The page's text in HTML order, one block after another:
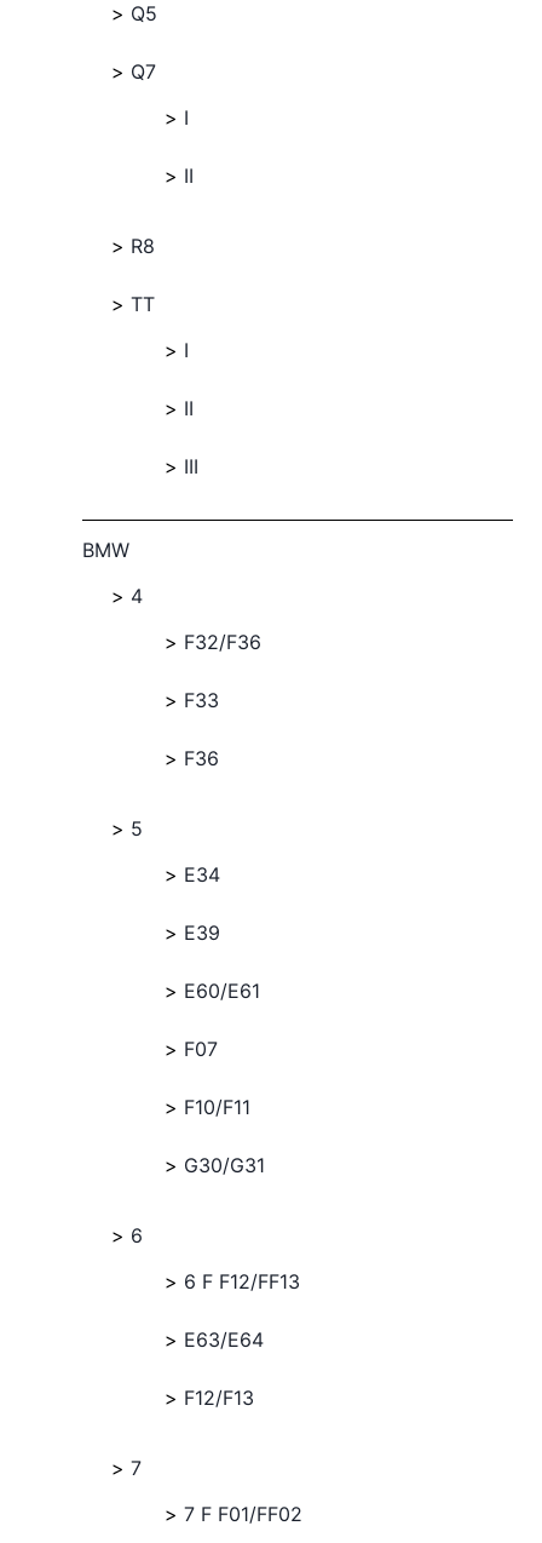
Q5
Q7
I
II
R8
TT
I
II
III
BMW
4
F32/F36
F33
F36
5
E34
E39
E60/E61
F07
F10/F11
G30/G31
6
6 F F12/FF13
E63/E64
F12/F13
7
7 F F01/FF02